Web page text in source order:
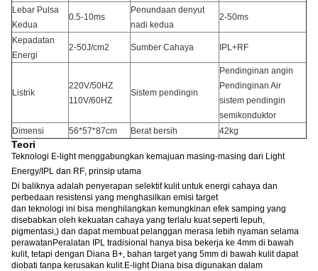
Lebar Pulsa
Kedua
0.5-10ms
Penundaan denyut
nadi kedua
2-50ms
Kepadatan
Energi
2-50J/cm2 Sumber Cahaya IPL+RF
Listrik
220V/50HZ
110V/60HZ
Sistem pendingin
Pendinginan angin
Pendinginan Air
sistem pendingin
semikonduktor
Dimensi
56*57*87cm Berat bersih 42kg
Teori
Teknologi E-light menggabungkan kemajuan masing-masing dari Light
Energy/IPL dan RF, prinsip utama
Di baliknya adalah penyerapan selektif kulit untuk energi cahaya dan
perbedaan resistensi yang menghasilkan emisi target
dan teknologi ini bisa menghilangkan kemungkinan efek samping yang
disebabkan oleh kekuatan cahaya yang terlalu kuat seperti lepuh,
pigmentasi,) dan dapat membuat pelanggan merasa lebih nyaman selama
perawatanPeralatan IPL tradisional hanya bisa bekerja ke 4mm di bawah
kulit, tetapi dengan Diana B+, bahan target yang 5mm di bawah kulit dapat
diobati tanpa kerusakan kulit.E-light Diana bisa digunakan dalam